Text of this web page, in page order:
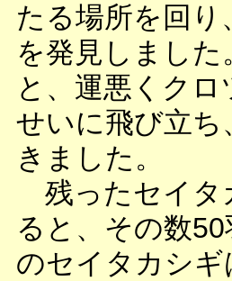
たる場所を回
を発見しまし
と、運悪くク
せいに飛び立ち
きました。
残ったセイタ
ると、その数
のセイタカシ